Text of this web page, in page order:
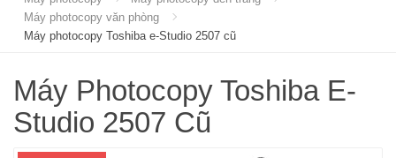
Máy photocopy văn phòng
Máy photocopy Toshiba e-Studio 2507 cũ
Máy Photocopy Toshiba E-
Studio 2507 Cũ